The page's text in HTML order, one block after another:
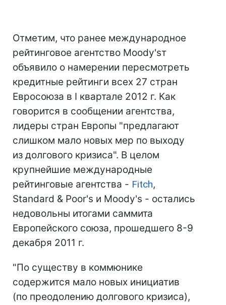
Отметим, что ранее международное
рейтинговое агентство Moody'sт
объявило о намерении пересмотреть
кредитные рейтинги всех 27 стран
Евросоюза в I квартале 2012 г. Как
говорится в сообщении агентства,
лидеры стран Европы "предлагают
слишком мало новых мер по выходу
из долгового кризиса". В целом
крупнейшие международные
рейтинговые агентства - Fitch,
Standard & Poor's и Moody's - остались
недовольны итогами саммита
Европейского союза, прошедшего 8-9
декабря 2011 г.
"По существу в коммюнике
содержится мало новых инициатив
(по преодолению долгового кризиса),